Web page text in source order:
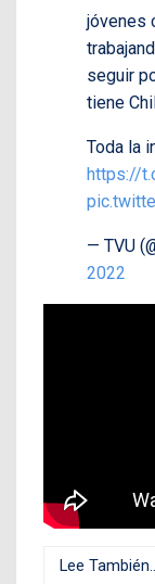
jóvenes
seguir
tiene
Toda la
https://
— TVU
2022
Lee